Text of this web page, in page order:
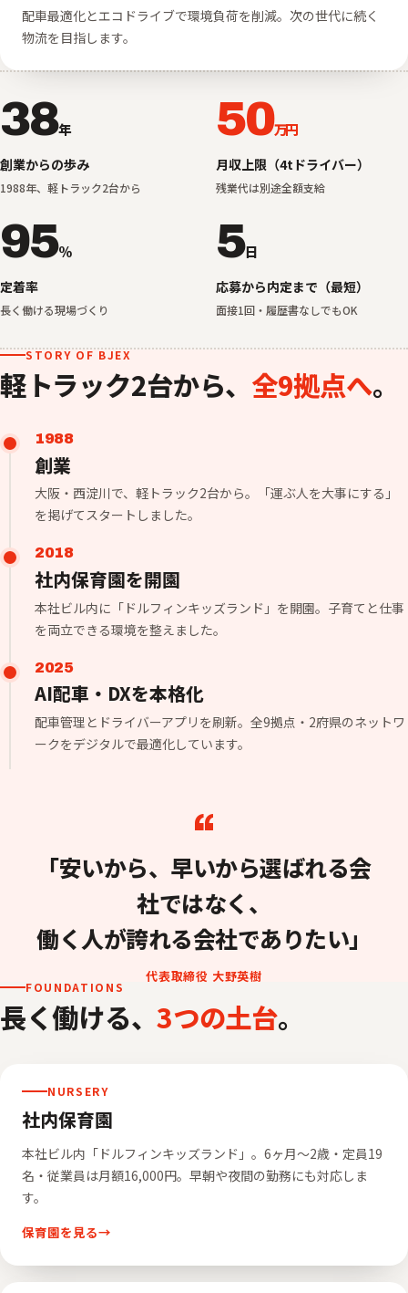
配車最適化とエコドライブで環境負荷を削減。次の世代に続く
物流を目指します。
38年
創業からの歩み
1988年、軽トラック2台から
50万円
月収上限（4tドライバー）
残業代は別途全額支給
95%
定着率
長く働ける現場づくり
5日
応募から内定まで（最短）
面接1回・履歴書なしでもOK
STORY OF BJEX
軽トラック2台から、 全9拠点へ。
1988
創業
大阪・西淀川で、軽トラック2台から。「運ぶ人を大事にする」
を掲げてスタートしました。
2018
社内保育園を開園
本社ビル内に「ドルフィンキッズランド」を開園。子育てと仕事
を両立できる環境を整えました。
2025
AI配車・DXを本格化
配車管理とドライバーアプリを刷新。全9拠点・2府県のネットワ
ークをデジタルで最適化しています。
「安いから、早いから選ばれる会
社ではなく、
働く人が誇れる会社でありたい」
代表取締役 大野英樹
FOUNDATIONS
長く働ける、3つの土台。
NURSERY
社内保育園
本社ビル内「ドルフィンキッズランド」。6ヶ月〜2歳・定員19
名・従業員は月額16,000円。早朝や夜間の勤務にも対応しま
す。
保育園を見る